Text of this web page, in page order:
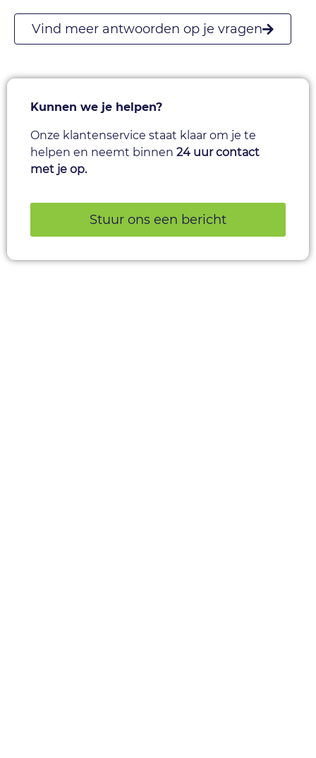
Vind meer antwoorden op je vragen
Kunnen we je helpen?
Onze klantenservice staat klaar om je te
helpen en neemt binnen 24 uur contact
met je op.
Stuur ons een bericht